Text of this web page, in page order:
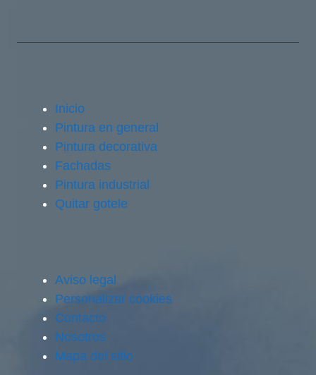
Inicio
Pintura en general
Pintura decorativa
Fachadas
Pintura industrial
Quitar gotele
Aviso legal
Personalizar cookies
Contacto
Nosotros
Mapa del sitio